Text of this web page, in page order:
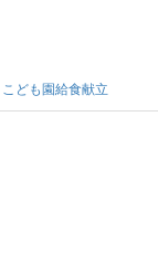
ども園給食献立